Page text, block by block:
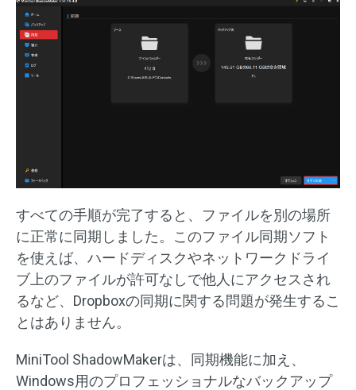
すべての手順が完了すると、ファイルを別の場所
に正常に同期しました。このファイル同期ソフト
を使えば、ハードディスクやネットワークドライ
ブ上のファイルが許可なしで他人にアクセスされ
るなど、Dropboxの同期に関する問題が発生するこ
とはありません。
MiniTool ShadowMakerは、同期機能に加え、
Windows用のプロフェッショナルなバックアップ